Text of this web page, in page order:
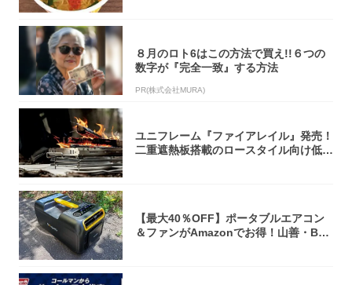
８月のロト6はこの方法で買え!!６つの
数字が『完全一致』する方法
PR(株式会社MURA)
ユニフレーム『ファイアレイル』発売！
二重遮熱板搭載のロースタイル向け低型
【最大40％OFF】ポータブルエアコン
＆ファンがAmazonでお得！山善・Bo